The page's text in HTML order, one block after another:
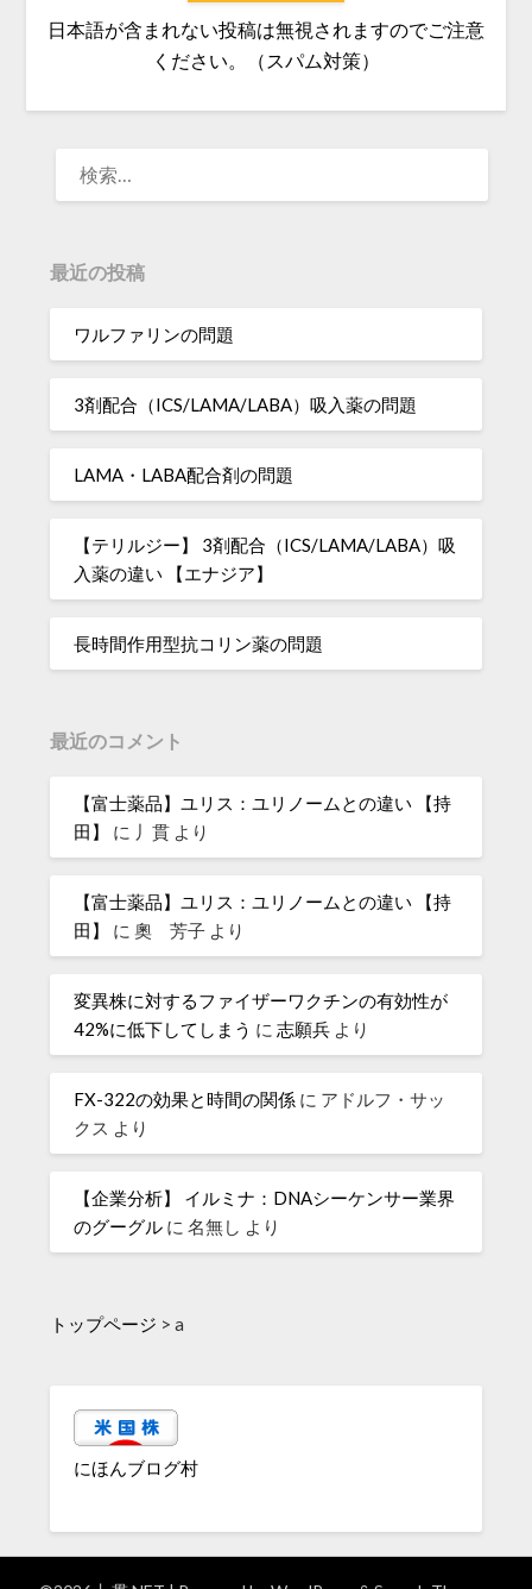
日本語が含まれない投稿は無視されますのでご注意
ください。（スパム対策）
最近の投稿
ワルファリンの問題
3剤配合（ICS/LAMA/LABA）吸入薬の問題
LAMA・LABA配合剤の問題
【テリルジー】 3剤配合（ICS/LAMA/LABA）吸
入薬の違い 【エナジア】
長時間作用型抗コリン薬の問題
最近のコメント
【富士薬品】ユリス：ユリノームとの違い 【持
田】
に 丿貫 より
【富士薬品】ユリス：ユリノームとの違い 【持
田】
に奧 芳子 より
変異株に対するファイザーワクチンの有効性が
42%に低下してしまう に志願兵 より
FX-322の効果と時間の関係 に アドルフ・サッ
クス より
【企業分析】 イルミナ：DNAシーケンサー業界
のグーグル に名無し より
トップページ >a
にほんブログ村